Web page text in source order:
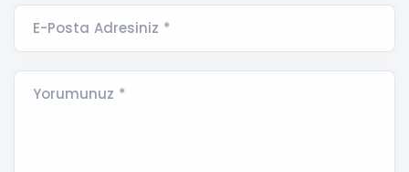
E-Posta Adresiniz *
Yorumunuz *